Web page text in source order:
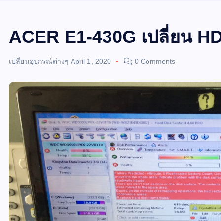
ACER E1-430G เปลี่ยน
เปลี่ยนอุปกรณ์ต่างๆ April 1, 2020 0 Comments